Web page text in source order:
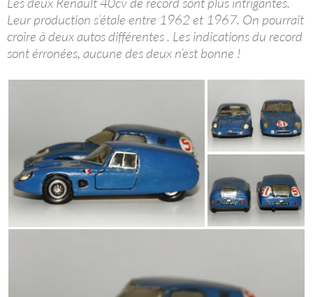
Leur production s’étale entre 1962 et 1967. On pourrait
croire à deux autos différentes . Les indications du record
sont érronées, aucune des deux n’est bonne !